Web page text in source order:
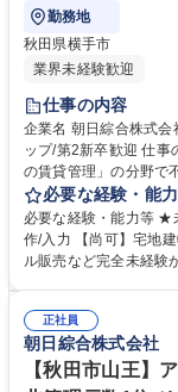
勤務地
秋田県横手市
業界未経験歓迎
仕事の内容
企業名 朝日綜合株式会社 求人名 【横手市】運営サポート/★アパ
ップ/第2新卒歓迎 仕事の内容 不動産業における「アパート・マンション
の賃貸管理」の分野で
仕事です。 ・物件を巡回調査し所定の書式報告書を作成 ・ご入居者様の
入退去のサポート ・
集物件の現地調査、情
報分析からのオーナー
必要な経験・能
必要な経験・能力等 ★
作/入力 【尚可】宅地
ル販売など完全未経験か
発、管理、売買まで不
リアの選択肢も幅広い
り、実績に応じて給与反映有 学歴・資格 学歴：大学院
正社員
朝日綜合株式会社
【秋田市山王】